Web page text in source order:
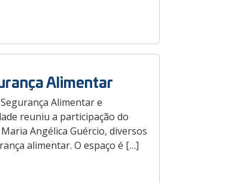
Alimentar
Alimentar e
reuniu a participação do
Angélica Guércio, diversos
alimentar. O espaço é […]